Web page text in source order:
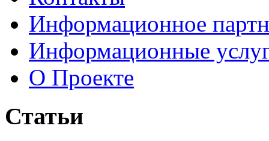
Информационное
Информационные
О Проекте
Статьи